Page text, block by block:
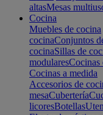
altasMesas
Cocina
Muebles de cocina
cocinaConjuntos
cocinaSillas de
modularesCocinas
Cocinas a medida
Accesorios de
mesaCubertería
licoresBotellas